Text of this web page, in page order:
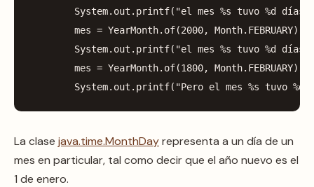
System. out . printf( "el mes %s tuvo %d
mes = YearMonth. of(2000, Month. FEBRUARY);
System. out . printf( "el mes %s tuvo %d
mes = YearMonth. of(1800, Month. FEBRUARY);
System. out . printf( "Pero el mes %s tuvo %d
La clase java.time.MonthDayrepresenta a un día de un
mes en particular, tal como decir que el año nuevo es el
1 de enero.